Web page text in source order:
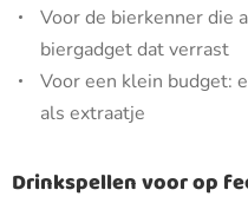
Voor de bierkenner die
biergadget dat verrast
Voor een klein budget:
als extraatje
Drinkspellen voor op